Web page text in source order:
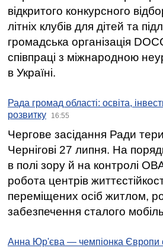
відкритого конкурсного
літніх клубів для дітей та
громадська організація
співпраці з міжнародною
в Україні.
Рада громад області: освіта,
розвитку
16:55
Чергове засідання Ради
Чернігові 27 липня. На
в полі зору й на контролі
робота центрів
переміщених осіб житлом,
забезпечення сталого
Анна Юр'єва — чемпіонка Європи